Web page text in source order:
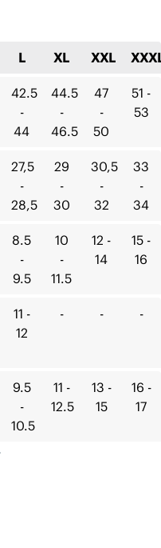
L XL XXL
42.5
-
44
44.5
-
46.5
47
-
50
51 -
53
27,5
-
28,5
29
-
30
30,5
-
32
33
-
34
8.5
-
9.5
10
-
11.5
12 -
14
15 -
16
11 -
12
- - -
9.5
-
10.5
11 -
12.5
13 -
15
16 -
17